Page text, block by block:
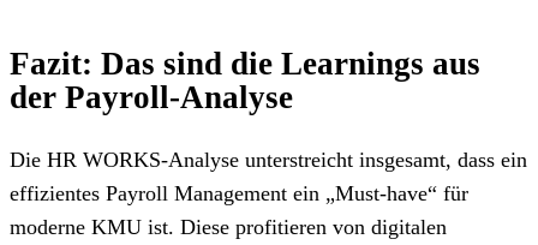
Fazit: Das sind die Learnings aus
der Payroll-Analyse
Die HR WORKS-Analyse unterstreicht insgesamt, dass ein
effizientes Payroll Management ein „Must-have“ für
moderne KMU ist. Diese profitieren von digitalen